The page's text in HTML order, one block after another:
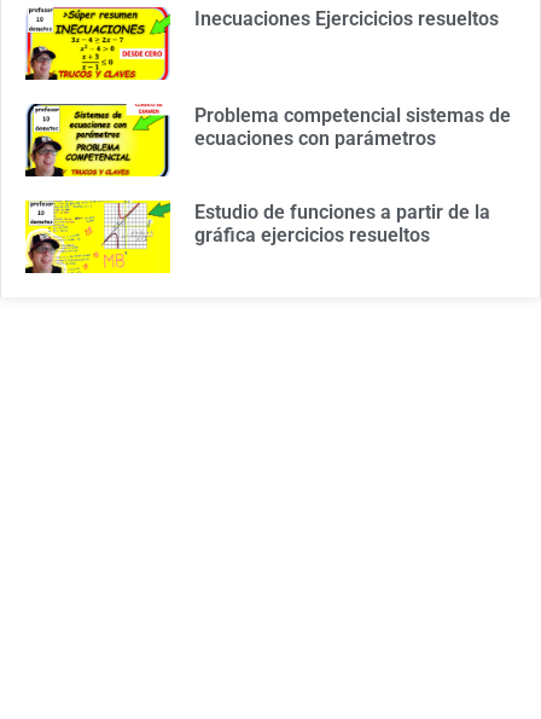
Inecuaciones Ejercicicios resueltos
Problema competencial sistemas de
ecuaciones con parámetros
Estudio de funciones a partir de la
gráfica ejercicios resueltos